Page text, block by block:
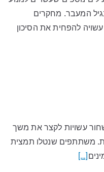
המעבר. מחקרים
להפחית את הסיכון
עשויות לקצר את משך
משתתפים שנטלו תמצית
[…]